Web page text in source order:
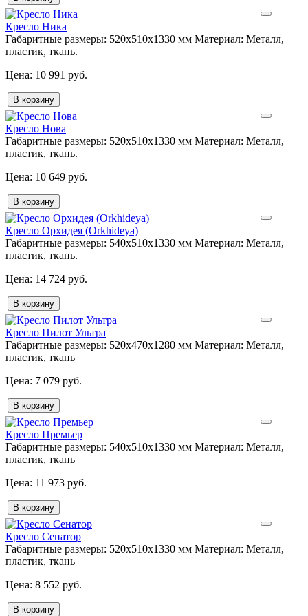
Кресло Ника
Габаритные размеры: 520х510х1330 мм Материал: Металл,
пластик, ткань.
10 991 руб.
В корзину
Кресло Нова
Габаритные размеры: 520х510х1330 мм Материал: Металл,
пластик, ткань.
10 649 руб.
В корзину
Кресло Орхидея (Orkhideya)
Габаритные размеры: 540х510х1330 мм Материал: Металл,
пластик, ткань.
14 724 руб.
В корзину
Кресло Пилот Ультра
Габаритные размеры: 520х470х1280 мм Материал: Металл,
пластик, ткань
7 079 руб.
В корзину
Кресло Премьер
Габаритные размеры: 540х510х1330 мм Материал: Металл,
пластик, ткань
11 973 руб.
В корзину
Кресло Сенатор
Габаритные размеры: 520х510х1330 мм Материал: Металл,
пластик, ткань
8 552 руб.
В корзину